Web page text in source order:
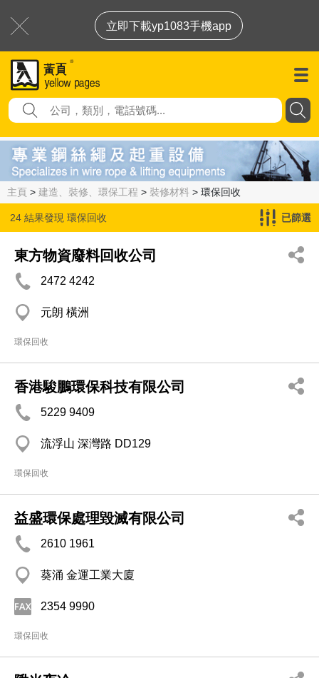
立即下載yp1083手機app
主頁 > 建造、裝修、環保工程 > 裝修材料 > 環保回收
24 結果發現 環保回收 已篩選
東方物資廢料回收公司
2472 4242
元朗 橫洲
環保回收
香港駿鵬環保科技有限公司
5229 9409
流浮山 深灣路 DD129
環保回收
益盛環保處理毀滅有限公司
2610 1961
葵涌 金運工業大廈
2354 9990
環保回收